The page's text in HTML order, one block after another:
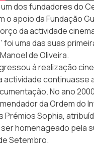
um dos fundadores do
o apoio da Fundação
da actividade
foi uma das suas
de Oliveira.
à realização
actividade continuasse
No ano
da Ordem do
Prémios Sophia,
ser homenageado pela
Setembro.